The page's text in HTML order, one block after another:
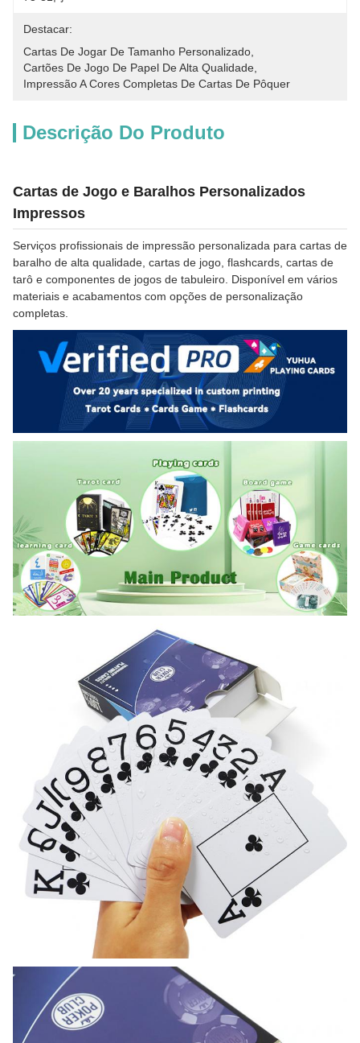
Destacar:
Cartas De Jogar De Tamanho Personalizado
Cartões De Jogo De Papel De Alta Qualidade
Impressão A Cores Completas De Cartas De Pôquer
Descrição Do Produto
Cartas de Jogo e Baralhos Personalizados
Impressos
Serviços profissionais de impressão personalizada para cartas de
baralho de alta qualidade, cartas de jogo, flashcards, cartas de
tarô e componentes de jogos de tabuleiro. Disponível em vários
materiais e acabamentos com opções de personalização
completas.